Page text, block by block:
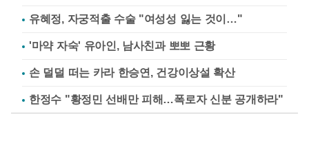
유혜정, 자궁적출 수술 "여성성 잃는 것이…"
'마약 자숙' 유아인, 남사친과 뽀뽀 근황
손 덜덜 떠는 카라 한승연, 건강이상설 확산
한정수 "황정민 선배만 피해…폭로자 신분 공개하라"